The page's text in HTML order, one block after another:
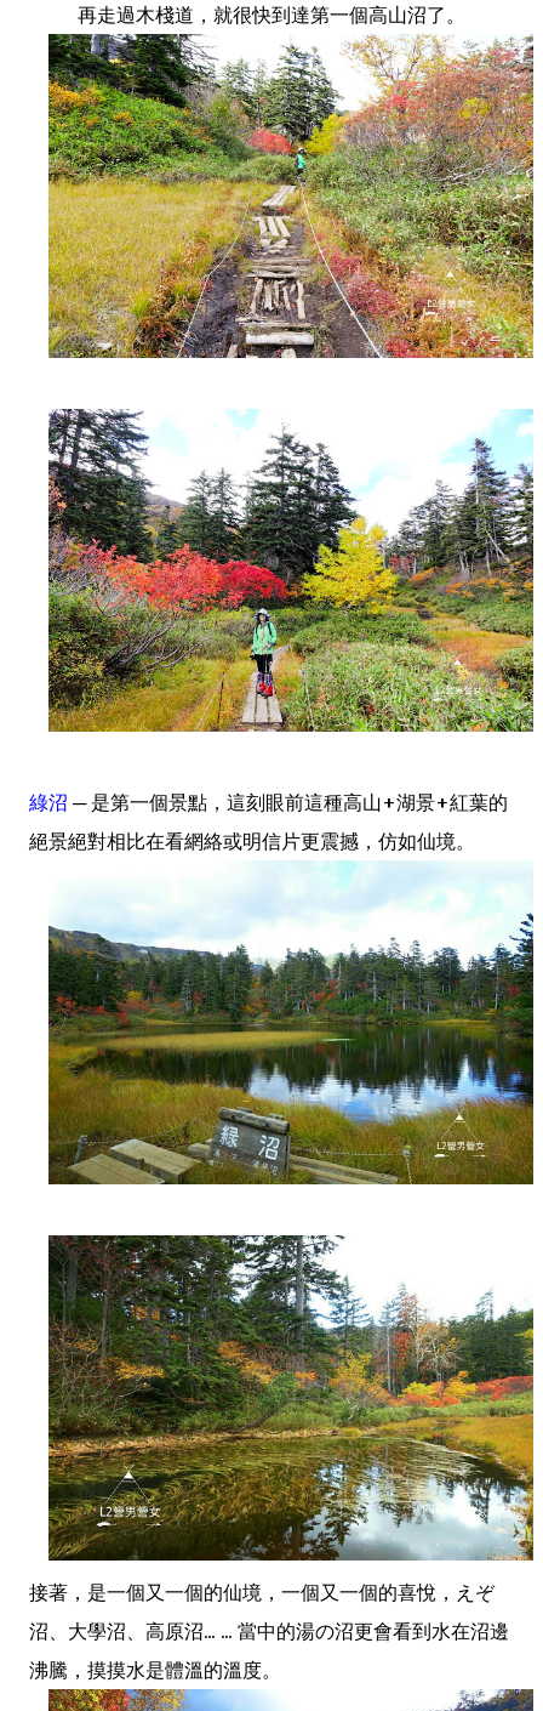
再走過木棧道，就很快到達第一個高山沼了。
綠沼 ─ 是第一個景點，這刻眼前這種高山+湖景+紅葉的
絕景絕對相比在看網絡或明信片更震撼，仿如仙境。
接著，是一個又一個的仙境，一個又一個的喜悅，えぞ
沼、大學沼、高原沼... ... 當中的湯の沼更會看到水在沼邊
沸騰，摸摸水是體溫的溫度。